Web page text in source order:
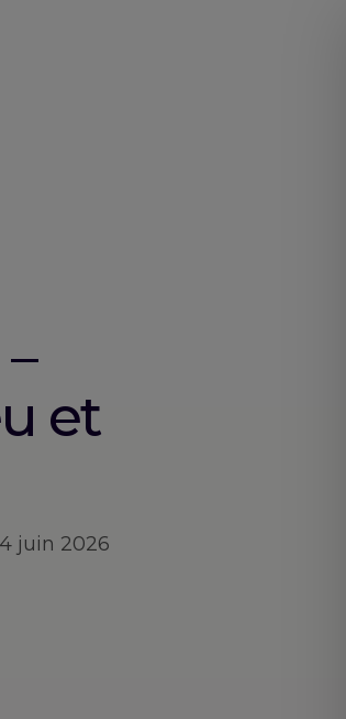
et
juin 2026